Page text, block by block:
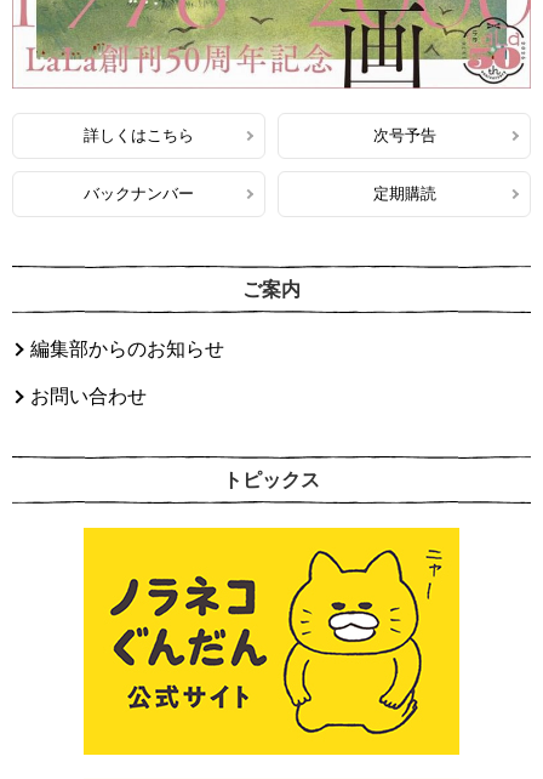
詳しくはこちら 次号予告
バックナンバー 定期購読
ご案内
編集部からのお知らせ
お問い合わせ
トピックス